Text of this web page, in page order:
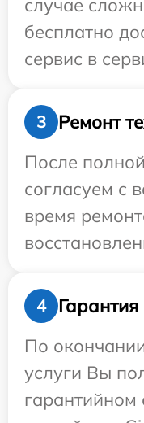
случае
бесплатно
сервис в
3
Ремонт
После
согласуем с
время
4
Гарантия
По
услуги Вы